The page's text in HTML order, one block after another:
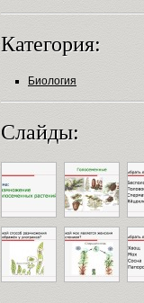
Категория:
Биология
Слайды: